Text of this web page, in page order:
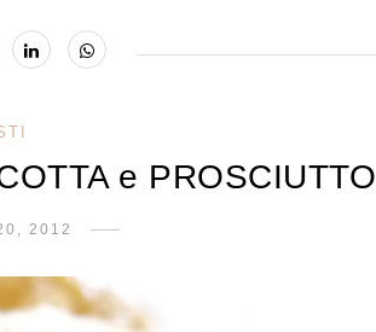
e PROSCIUTTO
2012